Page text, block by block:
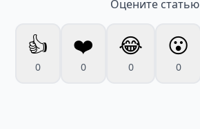
Оцените статью
👍
0
❤️
0
😂
0
😮
0